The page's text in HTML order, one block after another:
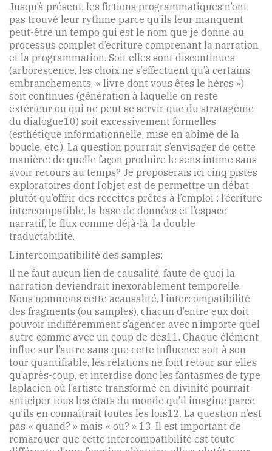
Jusqu’à présent, les fictions programmatiques n’ont
pas trouvé leur rythme parce qu’ils leur manquent
peut-être un tempo qui est le nom que je donne au
processus complet d’écriture comprenant la narration
et la programmation. Soit elles sont discontinues
(arborescence, les choix ne s’effectuent qu’à certains
embranchements, « livre dont vous êtes le héros »)
soit continues (génération à laquelle on reste
extérieur ou qui ne peut se servir que du stratagème
du dialogue10) soit excessivement formelles
(esthétique informationnelle, mise en abîme de la
boucle, etc.). La question pourrait s’envisager de cette
manière: de quelle façon produire le sens intime sans
avoir recours au temps? Je proposerais ici cinq pistes
exploratoires dont l’objet est de permettre un débat
plutôt qu’offrir des recettes prêtes à l’emploi : l’écriture
intercompatible, la base de données et l’espace
narratif, le flux comme déjà-là, la double
traductabilité.
L’intercompatibilité des samples:
Il ne faut aucun lien de causalité, faute de quoi la
narration deviendrait inexorablement temporelle.
Nous nommons cette acausalité, l’intercompatibilité
des fragments (ou samples), chacun d’entre eux doit
pouvoir indifféremment s’agencer avec n’importe quel
autre comme avec un coup de dès11. Chaque élément
influe sur l’autre sans que cette influence soit à son
tour quantifiable, les relations ne font retour sur elles
qu’après-coup, et interdise donc les fantasmes de type
laplacien où l’artiste transformé en divinité pourrait
anticiper tous les états du monde qu’il imagine parce
qu’ils en connaîtrait toutes les lois12. La question n’est
pas « quand? » mais « où? » 13. Il est important de
remarquer que cette intercompatibilité est toute